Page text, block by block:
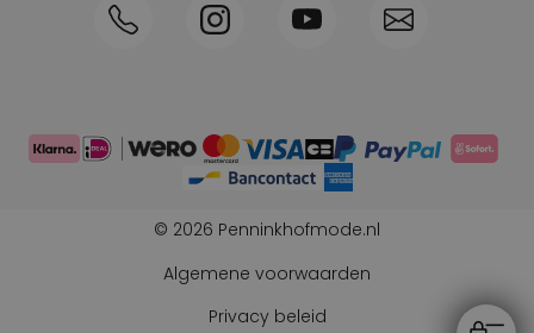
© 2026 Penninkhofmode.nl
Algemene voorwaarden
Privacy beleid